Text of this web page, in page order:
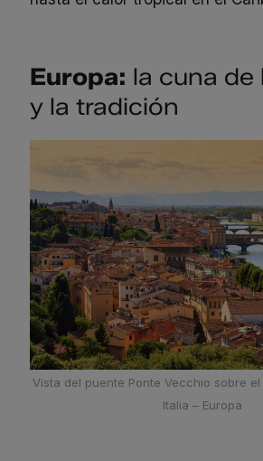
Europa: la cuna de
y la tradición
Vista del puente Ponte Vecchio sobre
Italia – Europa